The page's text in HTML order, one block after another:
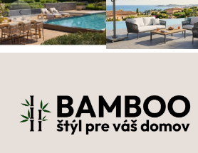
‹